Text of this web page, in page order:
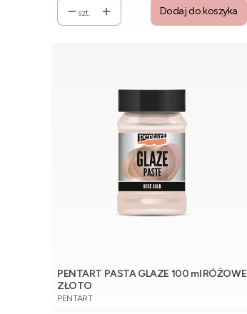
szt. Dodaj do koszyka
PENTART PASTA GLAZE 100 ml RÓŻOWE
ZŁOTO
PRODUCENT
PENTART